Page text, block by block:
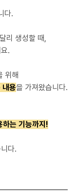
다.
리 생성할 때,
.
위해
내용을 가져왔습니다.
는 기능까지!
다.